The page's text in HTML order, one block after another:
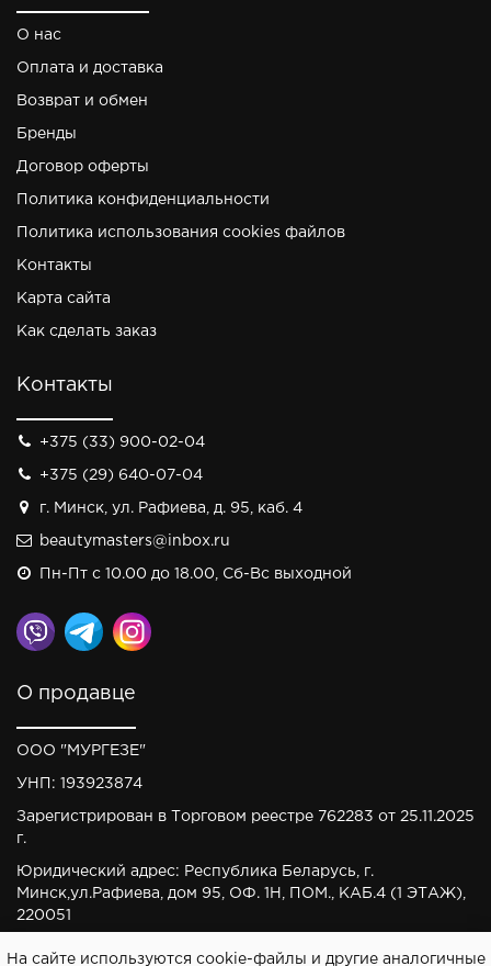
О нас
Оплата и доставка
Возврат и обмен
Бренды
Договор оферты
Политика конфиденциальности
Политика использования cookies файлов
Контакты
Карта сайта
Как сделать заказ
Контакты
+375 (33) 900-02-04
+375 (29) 640-07-04
г. Минск, ул. Рафиева, д. 95, каб. 4
beautymasters@inbox.ru
Пн-Пт с 10.00 до 18.00, Сб-Вс выходной
О продавце
ООО "МУРГЕЗЕ"
УНП: 193923874
Зарегистрирован в Торговом реестре 762283 от 25.11.2025
г.
Юридический адрес: Республика Беларусь, г.
Минск,ул.Рафиева, дом 95, ОФ. 1Н, ПОМ., КАБ.4 (1 ЭТАЖ),
220051
На сайте используются cookie-файлы и другие аналогичные